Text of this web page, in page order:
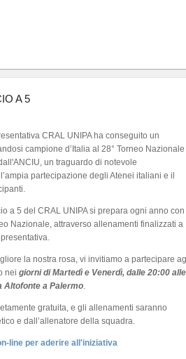
A 5
CRAL UNIPA ha conseguito un
campione d’Italia al 28° Torneo Nazionale
un traguardo di notevole
partecipazione degli Atenei italiani e il
a 5 del CRAL UNIPA si prepara ogni anno con
Nazionale, attraverso allenamenti finalizzati a
la nostra rosa, vi invitiamo a partecipare
nei giorni di Martedì e Venerdì, dalle 20:00 alle
Altofonte a Palermo.
gratuita, e gli allenamenti saranno
e dall’allenatore della squadra.
line per aderire all'iniziativa